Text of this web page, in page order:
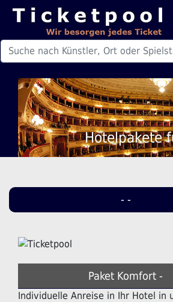
Hotelpakete
- -
Paket Komfort -
Individuelle Anreise in Ihr Hotel in